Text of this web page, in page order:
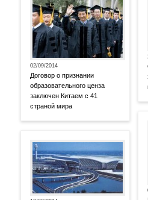
02/09/2014
Договор о признании
образовательного ценза
заключен Китаем с 41
страной мира